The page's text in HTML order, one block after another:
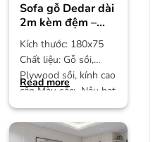
Sofa gỗ Dedar dài
2m kèm đệm –
SF01
Kích thước: 180x75
Chất liệu: Gỗ sồi,
Plywood sồi, kính cao
cấp Màu sắc: Nâu hạt
dẻ Bảo hành: 12
Read more